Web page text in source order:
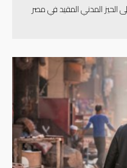
الحيز المدني المقيد في مصر